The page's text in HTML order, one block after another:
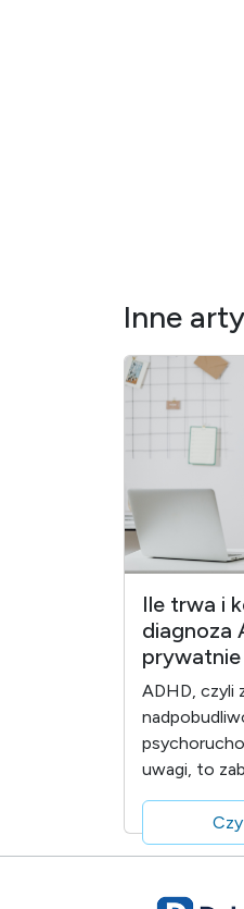
Inne
Ile trwa i
diagnoza
prywatnie
ADHD, czyli
uwagi, to